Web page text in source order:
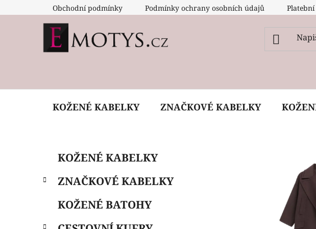
na
Obchodní podmínky Podmínky ochrany osobních údajů
KOŽENÉ KABELKY ZNAČKOVÉ KABELKY
s
Přeskočit
kategorie
e
KOŽENÉ KABELKY
ZNAČKOVÉ KABELKY
KOŽENÉ BATOHY